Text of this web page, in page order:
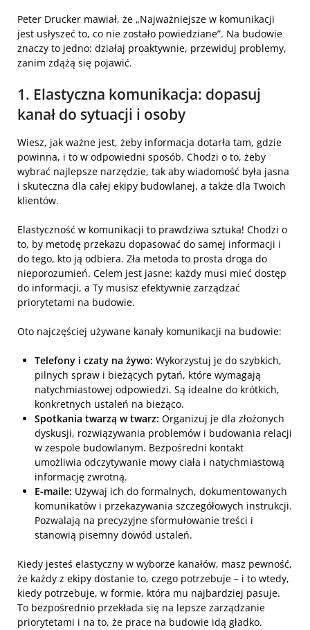
Peter Drucker mawiał, że „Najważniejsze w komunikacji
jest usłyszeć to, co nie zostało powiedziane”. Na budowie
znaczy to jedno: działaj proaktywnie, przewiduj problemy,
zanim zdążą się pojawić.
1. Elastyczna komunikacja: dopasuj
kanał do sytuacji i osoby
Wiesz, jak ważne jest, żeby informacja dotarła tam, gdzie
powinna, i to w odpowiedni sposób. Chodzi o to, żeby
wybrać najlepsze narzędzie, tak aby wiadomość była jasna
i skuteczna dla całej ekipy budowlanej, a także dla Twoich
klientów.
Elastyczność w komunikacji to prawdziwa sztuka! Chodzi o
to, by metodę przekazu dopasować do samej informacji i
do tego, kto ją odbiera. Zła metoda to prosta droga do
nieporozumień. Celem jest jasne: każdy musi mieć dostęp
do informacji, a Ty musisz efektywnie zarządzać
priorytetami na budowie.
Oto najczęściej używane kanały komunikacji na budowie:
Telefony i czaty na żywo: Wykorzystuj je do szybkich,
pilnych spraw i bieżących pytań, które wymagają
natychmiastowej odpowiedzi. Są idealne do krótkich,
konkretnych ustaleń na bieżąco.
Spotkania twarzą w twarz: Organizuj je dla złożonych
dyskusji, rozwiązywania problemów i budowania relacji
w zespole budowlanym. Bezpośredni kontakt
umożliwia odczytywanie mowy ciała i natychmiastową
informację zwrotną.
E-maile: Używaj ich do formalnych, dokumentowanych
komunikatów i przekazywania szczegółowych instrukcji.
Pozwalają na precyzyjne sformułowanie treści i
stanowią pisemny dowód ustaleń.
Kiedy jesteś elastyczny w wyborze kanałów, masz pewność,
że każdy z ekipy dostanie to, czego potrzebuje – i to wtedy,
kiedy potrzebuje, w formie, która mu najbardziej pasuje.
To bezpośrednio przekłada się na lepsze zarządzanie
priorytetami i na to, że prace na budowie idą gładko.